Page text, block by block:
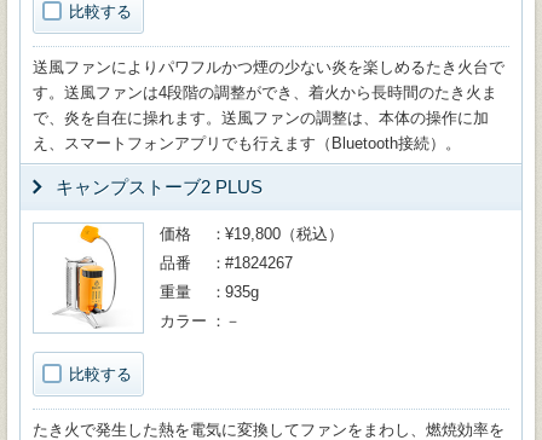
比較する
送風ファンによりパワフルかつ煙の少ない炎を楽しめるたき火台で
す。送風ファンは4段階の調整ができ、着火から長時間のたき火ま
で、炎を自在に操れます。送風ファンの調整は、本体の操作に加
え、スマートフォンアプリでも行えます（Bluetooth接続）。
キャンプストーブ2 PLUS
比較する
価格
¥19,800（税込）
品番
#1824267
重量
935g
カラー
－
たき火で発生した熱を電気に変換してファンをまわし、燃焼効率を